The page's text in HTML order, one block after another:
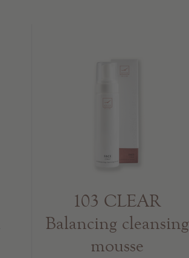
103 CLEAR
Balancing cleansing
mousse